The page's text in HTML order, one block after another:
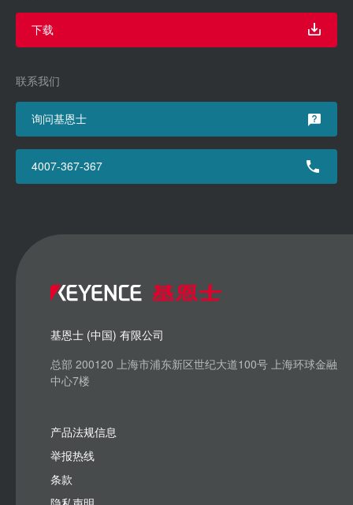
下载
联系我们
询问基恩士
4007-367-367
基恩士 (中国) 有限公司
总部 200120 上海市浦东新区世纪大道100号 上海环球金融
中心7楼
产品法规信息
举报热线
条款